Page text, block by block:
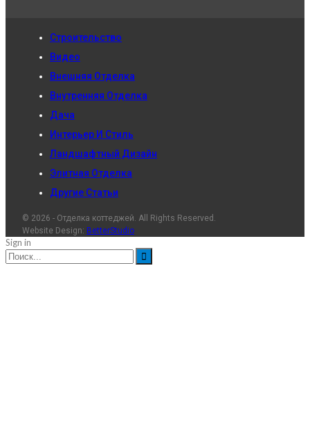
Строительство
Видео
Внешняя Отделка
Внутренняя Отделка
Дача
Интерьер И Стиль
Ландшафтный Дизайн
Элитная Отделка
Другие Статьи
© 2026 - Отделка коттеджей. All Rights Reserved.
Website Design: BetterStudio
Sign in